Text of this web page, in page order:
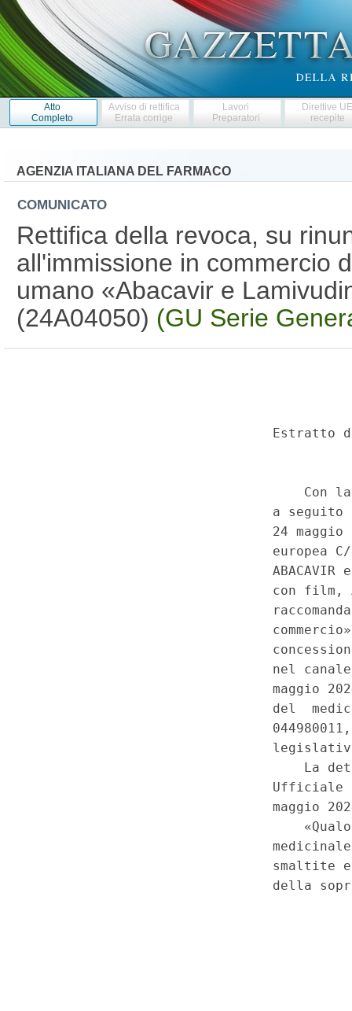
Atto
Completo
Avviso di rettifica
Errata corrige
Lavori
Preparatori
Direttive
recepite
AGENZIA ITALIANA DEL FARMACO
COMUNICATO
Rettifica della revoca, su
all'immissione in commercio
umano «Abacavir e
(24A04050) (GU Serie